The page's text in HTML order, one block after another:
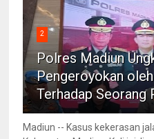
2
Polres Madiun
Pengeroyokan
Terhadap Seorang
Madiun -- Kasus kekerasan